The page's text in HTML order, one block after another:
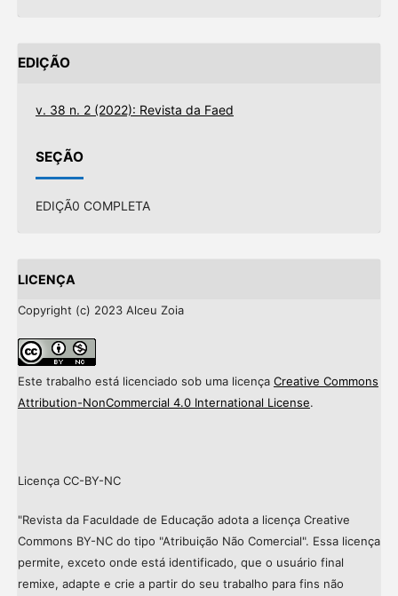
EDIÇÃO
v. 38 n. 2 (2022): Revista da Faed
SEÇÃO
EDIÇÃ0 COMPLETA
LICENÇA
Copyright (c) 2023 Alceu Zoia
Este trabalho está licenciado sob uma licença Creative Commons
Attribution-NonCommercial 4.0 International License.
Licença CC-BY-NC
"Revista da Faculdade de Educação adota a licença Creative
Commons BY-NC do tipo "Atribuição Não Comercial". Essa licença
permite, exceto onde está identificado, que o usuário final
remixe, adapte e crie a partir do seu trabalho para fins não